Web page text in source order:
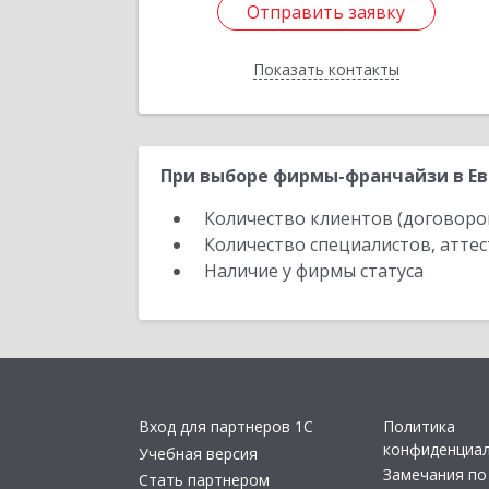
Отправить заявку
Показать контакты
Отправить заявку
Назад
При выборе фирмы-франчайзи в
Количество клиентов
Количество специалистов,
Наличие у фирмы статуса
Вход для партнеров 1С
Учебная версия
Стать партнером
Политика
Замечания по